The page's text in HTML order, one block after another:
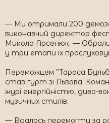
— Ми отримали 200
виконавчий директор
Микола Арсенюк. —
у три етапи їх
Переможцем ”Тараса
став гурт зі Львова.
журі енергійністю, диво-
музичних стилів.
— Вдалось перемогти за